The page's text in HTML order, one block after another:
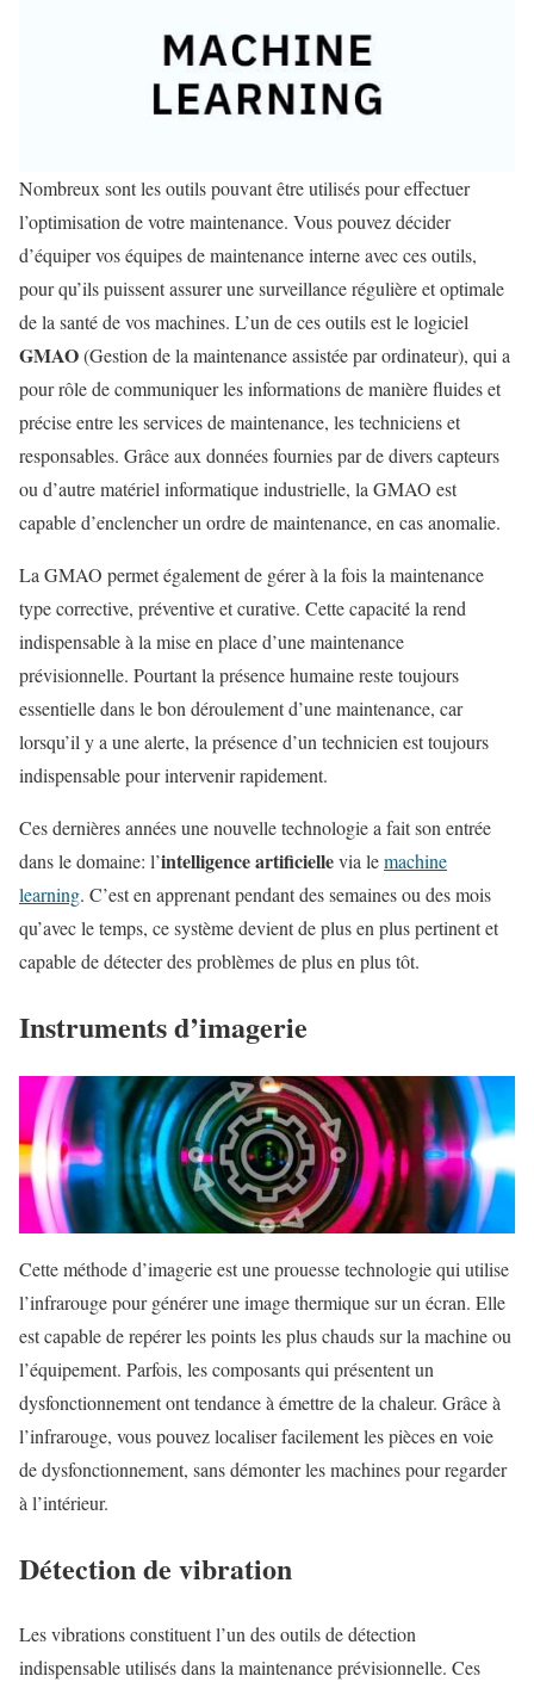
Nombreux sont les outils pouvant être utilisés pour effectuer
l’optimisation de votre maintenance. Vous pouvez décider
d’équiper vos équipes de maintenance interne avec ces outils,
pour qu’ils puissent assurer une surveillance régulière et optimale
de la santé de vos machines. L’un de ces outils est le logiciel
GMAO(Gestion de la maintenance assistée par ordinateur), qui a
pour rôle de communiquer les informations de manière fluides et
précise entre les services de maintenance, les techniciens et
responsables. Grâce aux données fournies par de divers capteurs
ou d’autre matériel informatique industrielle, la GMAO est
capable d’enclencher un ordre de maintenance, en cas anomalie.
La GMAO permet également de gérer à la fois la maintenance
type corrective, préventive et curative. Cette capacité la rend
indispensable à la mise en place d’une maintenance
prévisionnelle. Pourtant la présence humaine reste toujours
essentielle dans le bon déroulement d’une maintenance, car
lorsqu’il y a une alerte, la présence d’un technicien est toujours
indispensable pour intervenir rapidement.
Ces dernières années une nouvelle technologie a fait son entrée
dans le domaine: l’intelligence artificiellevia lemachine
learning. C’est en apprenant pendant des semaines ou des mois
qu’avec le temps, ce système devient de plus en plus pertinent et
capable de détecter des problèmes de plus en plus tôt.
Instruments d’imagerie
Cette méthode d’imagerie est une prouesse technologie qui utilise
l’infrarouge pour générer une image thermique sur un écran. Elle
est capable de repérer les points les plus chauds sur la machine ou
l’équipement. Parfois, les composants qui présentent un
dysfonctionnement ont tendance à émettre de la chaleur. Grâce à
l’infrarouge, vous pouvez localiser facilement les pièces en voie
de dysfonctionnement, sans démonter les machines pour regarder
à l’intérieur.
Détection de vibration
Les vibrations constituent l’un des outils de détection
indispensable utilisés dans la maintenance prévisionnelle. Ces